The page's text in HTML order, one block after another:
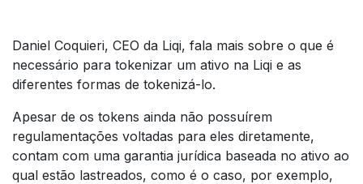
Daniel Coquieri, CEO da Liqi, fala mais sobre o que é
necessário para tokenizar um ativo na Liqi e as
diferentes formas de tokenizá-lo.
Apesar de os tokens ainda não possuírem
regulamentações voltadas para eles diretamente,
contam com uma garantia jurídica baseada no ativo ao
qual estão lastreados, como é o caso, por exemplo,